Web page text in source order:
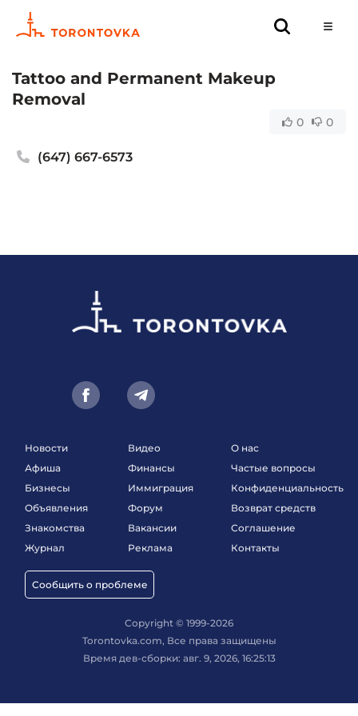
Tattoo and Permanent Makeup
Removal
0 0
(647) 667-6573
Новости
Афиша
Бизнесы
Объявления
Знакомства
Журнал
Сообщить о проблеме
Видео
Финансы
Иммиграция
Форум
Вакансии
Реклама
О нас
Частые вопросы
Конфиденциальность
Возврат средств
Соглашение
Контакты
Copyright © 1999-2026
Torontovka.com, Все права защищены
Время дев-сборки: авг. 9, 2026, 16:25:13